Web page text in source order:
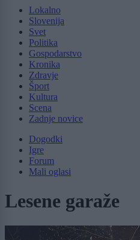
Lokalno
Slovenija
Svet
Politika
Gospodarstvo
Kronika
Zdravje
Šport
Kultura
Scena
Zadnje novice
Dogodki
Igre
Forum
Mali oglasi
Lesene garaže